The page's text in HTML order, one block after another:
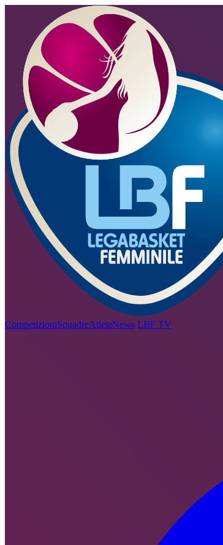
CompetizioniSquadreAtleteNews LBF TV